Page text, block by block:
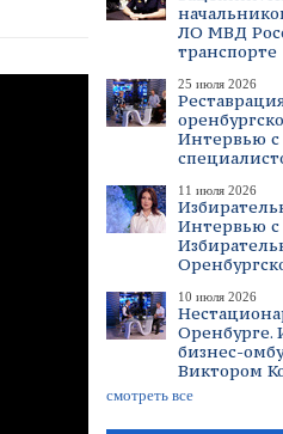
ЛО МВД
транспорте
25 июля 2026
Интервью
11 июля 2026
Интервью с
10 июля 2026
Оренбурге.
бизнес-
Виктором
смотреть все